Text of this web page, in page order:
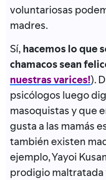
voluntariosas
madres.
Sí, hacemos lo que
chamacos sean
nuestras varices!).
psicólogos luego
masoquistas y que
gusta a las mamás
también existen
ejemplo, Yayoi
prodigio maltratada